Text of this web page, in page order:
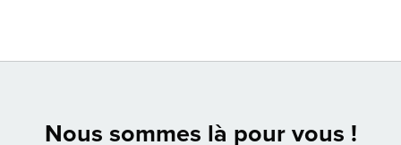
Nous sommes là pour vous !